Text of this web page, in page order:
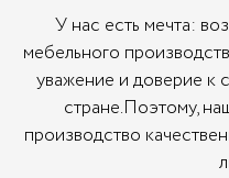
У нас есть мечта:
мебельного
уважение и доверие к
стране.Поэтому,
производство